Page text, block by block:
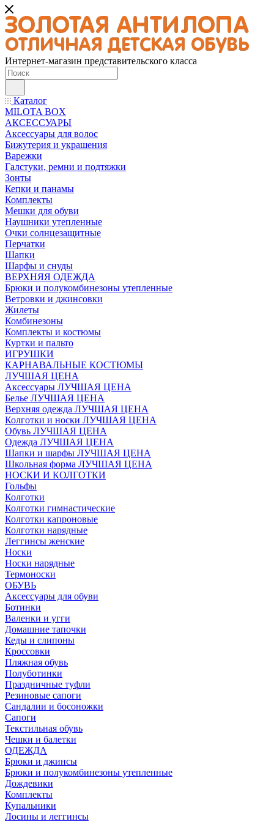
Интернет-магазин представительского класса
Каталог
MILOTA BOX
АКСЕССУАРЫ
Аксессуары для волос
Бижутерия и украшения
Варежки
Галстуки, ремни и подтяжки
Зонты
Кепки и панамы
Комплекты
Мешки для обуви
Наушники утепленные
Очки солнцезащитные
Перчатки
Шапки
Шарфы и снуды
ВЕРХНЯЯ ОДЕЖДА
Брюки и полукомбинезоны утепленные
Ветровки и джинсовки
Жилеты
Комбинезоны
Комплекты и костюмы
Куртки и пальто
ИГРУШКИ
КАРНАВАЛЬНЫЕ КОСТЮМЫ
ЛУЧШАЯ ЦЕНА
Аксессуары ЛУЧШАЯ ЦЕНА
Белье ЛУЧШАЯ ЦЕНА
Верхняя одежда ЛУЧШАЯ ЦЕНА
Колготки и носки ЛУЧШАЯ ЦЕНА
Обувь ЛУЧШАЯ ЦЕНА
Одежда ЛУЧШАЯ ЦЕНА
Шапки и шарфы ЛУЧШАЯ ЦЕНА
Школьная форма ЛУЧШАЯ ЦЕНА
НОСКИ И КОЛГОТКИ
Гольфы
Колготки
Колготки гимнастические
Колготки капроновые
Колготки нарядные
Леггинсы женские
Носки
Носки нарядные
Термоноски
ОБУВЬ
Аксессуары для обуви
Ботинки
Валенки и угги
Домашние тапочки
Кеды и слипоны
Кроссовки
Пляжная обувь
Полуботинки
Праздничные туфли
Резиновые сапоги
Сандалии и босоножки
Сапоги
Текстильная обувь
Чешки и балетки
ОДЕЖДА
Брюки и джинсы
Брюки и полукомбинезоны утепленные
Дождевики
Комплекты
Купальники
Лосины и леггинсы